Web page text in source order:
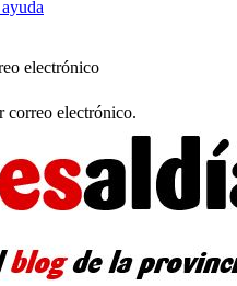
electrónico
correo electrónico.